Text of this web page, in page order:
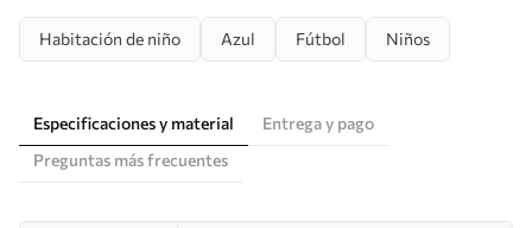
Habitación de niño Azul Fútbol Niños
Especificaciones y material
Entrega y pago
Preguntas más frecuentes